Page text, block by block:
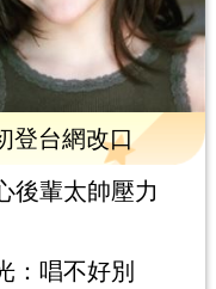
登台網改口
輩太帥壓力
唱不好別